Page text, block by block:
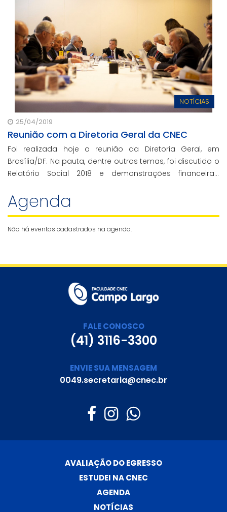
NOTÍCIAS
25/04/2019
Reunião com a Diretoria Geral da CNEC
Foi realizada hoje a reunião da Diretoria Geral, em
Brasília/DF. Na pauta, dentre outros temas, foi discutido o
Relatório Social 2018 e demonstrações financeiras,
do ano passado.
Agenda
Não há eventos cadastrados na agenda.
FALE CONOSCO
(41) 3116-3300
ENVIE SUA MENSAGEM
0049.secretaria@cnec.br
AVALIAÇÃO DO EGRESSO
ESTUDEI NA CNEC
AGENDA
NOTÍCIAS